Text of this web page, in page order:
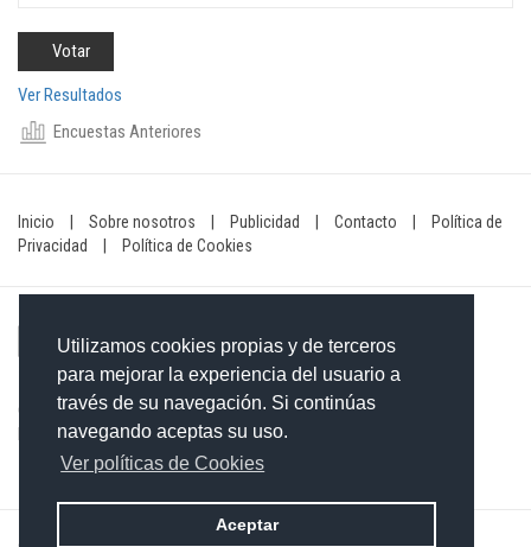
Utilizamos cookies propias y de terceros
para mejorar la experiencia del usuario a
través de su navegación. Si continúas
navegando aceptas su uso.
Ver políticas de Cookies
Aceptar
Ver Resultados
Encuestas Anteriores
Inicio Sobre nosotros Publicidad Contacto
Política de
Privacidad
Política de Cookies
Contacto: 849-754-4472
Email:redaccionxtra@gmail.com/ redaccionextra@gmail.com